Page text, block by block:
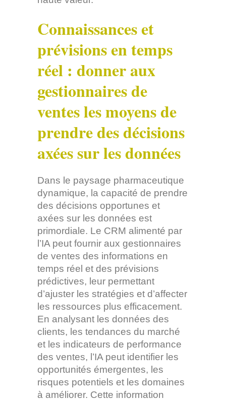
Connaissances et
prévisions en temps
réel : donner aux
gestionnaires de
ventes les moyens de
prendre des décisions
axées sur les données
Dans le paysage pharmaceutique
dynamique, la capacité de prendre
des décisions opportunes et
axées sur les données est
primordiale. Le CRM alimenté par
l’IA peut fournir aux gestionnaires
de ventes des informations en
temps réel et des prévisions
prédictives, leur permettant
d’ajuster les stratégies et d’affecter
les ressources plus efficacement.
En analysant les données des
clients, les tendances du marché
et les indicateurs de performance
des ventes, l’IA peut identifier les
opportunités émergentes, les
risques potentiels et les domaines
à améliorer. Cette information